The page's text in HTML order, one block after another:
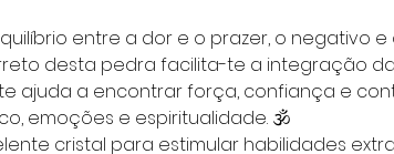
entre a dor e o prazer, o negativo e
desta pedra facilita-te a integração
ajuda a encontrar força, confiança e
emoções e espiritualidade. 🕉
cristal para estimular habilidades